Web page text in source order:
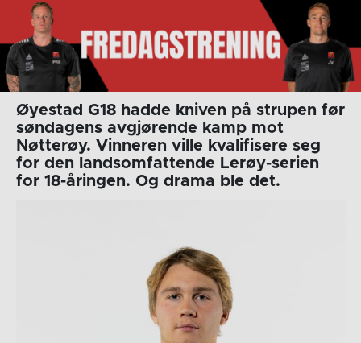
Øyestad G18 hadde kniven på strupen før
søndagens avgjørende kamp mot
Nøtterøy. Vinneren ville kvalifisere seg
for den landsomfattende Lerøy-serien
for 18-åringen. Og drama ble det.